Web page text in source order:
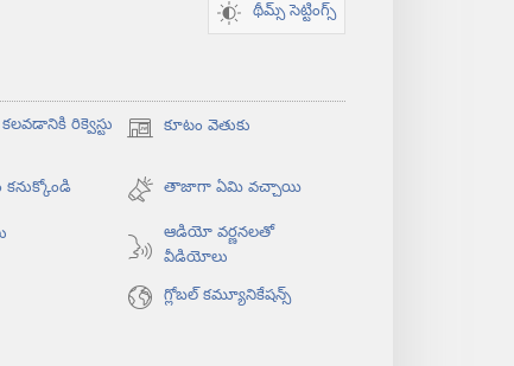
థీమ్స్ సెట్టింగ్స్
రిక్వెస్టు
కూటం వెతుకు
(కొత్త
ఓపెన్‌ తాజాగా ఏమి వచ్చాయి
ఆడియో వర్ణనలతో
వీడియోలు
గ్లోబల్‌ కమ్యూనికేషన్స్‌